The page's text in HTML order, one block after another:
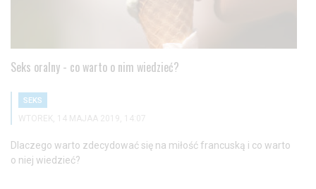
Seks oralny - co warto o nim wiedzieć?
SEKS
WTOREK, 14 MAJAA 2019, 14:07
Dlaczego warto zdecydować się na miłość francuską i co warto
o niej wiedzieć?